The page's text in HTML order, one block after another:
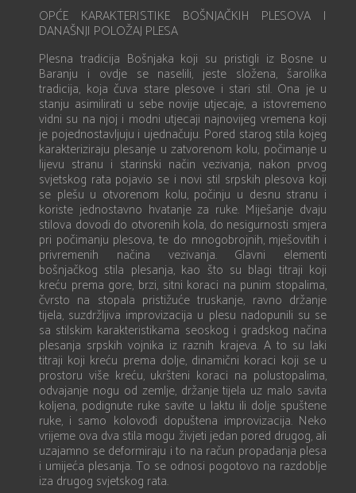
OPĆE KARAKTERISTIKE BOŠNJAČKIH PLESOVA I
DANAŠNJI POLOŽAJ PLESA
Plesna tradicija Bošnjaka koji su pristigli iz Bosne u
Baranju i ovdje se naselili, jeste složena, šarolika
tradicija, koja čuva stare plesove i stari stil. Ona je u
stanju asimilirati u sebe novije utjecaje, a istovremeno
vidni su na njoj i modni utjecaji najnovijeg vremena koji
je pojednostavljuju i ujednačuju. Pored starog stila kojeg
karakteriziraju plesanje u zatvorenom kolu, počimanje u
lijevu stranu i starinski način vezivanja, nakon prvog
svjetskog rata pojavio se i novi stil srpskih plesova koji
se plešu u otvorenom kolu, počinju u desnu stranu i
koriste jednostavno hvatanje za ruke. Miješanje dvaju
stilova dovodi do otvorenih kola, do nesigurnosti smjera
pri počimanju plesova, te do mnogobrojnih, mješovitih i
privremenih načina vezivanja. Glavni elementi
bošnjačkog stila plesanja, kao što su blagi titraji koji
kreću prema gore, brzi, sitni koraci na punim stopalima,
čvrsto na stopala pristižuće truskanje, ravno držanje
tijela, suzdržljiva improvizacija u plesu nadopunili su se
sa stilskim karakteristikama seoskog i gradskog načina
plesanja srpskih vojnika iz raznih krajeva. A to su laki
titraji koji kreću prema dolje, dinamični koraci koji se u
prostoru više kreću, ukršteni koraci na polustopalima,
odvajanje nogu od zemlje, držanje tijela uz malo savita
koljena, podignute ruke savite u laktu ili dolje spuštene
ruke, i samo kolovođi dopuštena improvizacija. Neko
vrijeme ova dva stila mogu živjeti jedan pored drugog, ali
uzajamno se deformiraju i to na račun propadanja plesa
i umijeća plesanja. To se odnosi pogotovo na razdoblje
iza drugog svjetskog rata.